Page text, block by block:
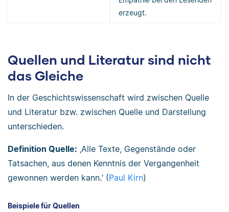
erzeugt.
Quellen und Literatur sind nicht
das Gleiche
In der Geschichtswissenschaft wird zwischen Quelle
und Literatur bzw. zwischen Quelle und Darstellung
unterschieden.
Definition Quelle: ‚Alle Texte, Gegenstände oder
Tatsachen, aus denen Kenntnis der Vergangenheit
gewonnen werden kann.‘ (Paul Kirn)
Beispiele für Quellen